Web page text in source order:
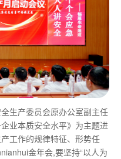
生产委员会原办公室副主任
业本质安全水平》为主题进
工作的规律特征、形势任
金年会,要坚持“以人为